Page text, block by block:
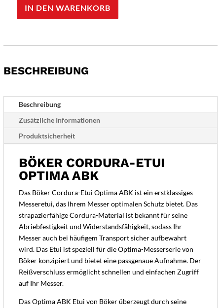
Optima
Menge
IN DEN WARENKORB
BESCHREIBUNG
Beschreibung
Zusätzliche Informationen
Produktsicherheit
BÖKER CORDURA-ETUI
OPTIMA ABK
Das Böker Cordura-Etui Optima ABK ist ein erstklassiges
Messeretui, das Ihrem Messer optimalen Schutz bietet. Das
strapazierfähige Cordura-Material ist bekannt für seine
Abriebfestigkeit und Widerstandsfähigkeit, sodass Ihr
Messer auch bei häufigem Transport sicher aufbewahrt
wird. Das Etui ist speziell für die Optima-Messerserie von
Böker konzipiert und bietet eine passgenaue Aufnahme. Der
Reißverschluss ermöglicht schnellen und einfachen Zugriff
auf Ihr Messer.
Das Optima ABK Etui von Böker überzeugt durch seine